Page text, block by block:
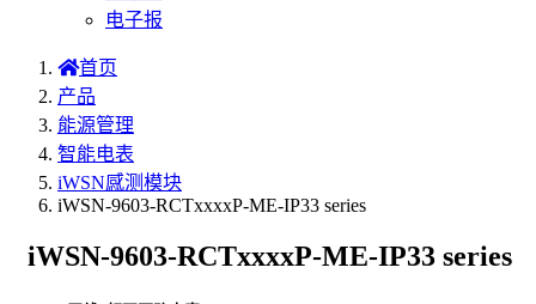
电子报
首页
产品
能源管理
智能电表
iWSN感测模块
iWSN-9603-RCTxxxxP-ME-IP33 series
iWSN-9603-RCTxxxxP-ME-IP33 series